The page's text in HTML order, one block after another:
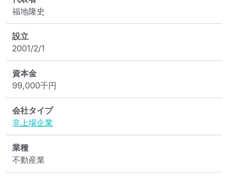
福地隆史
設立
2001/2/1
資本金
99,000千円
会社タイプ
非上場企業
業種
不動産業